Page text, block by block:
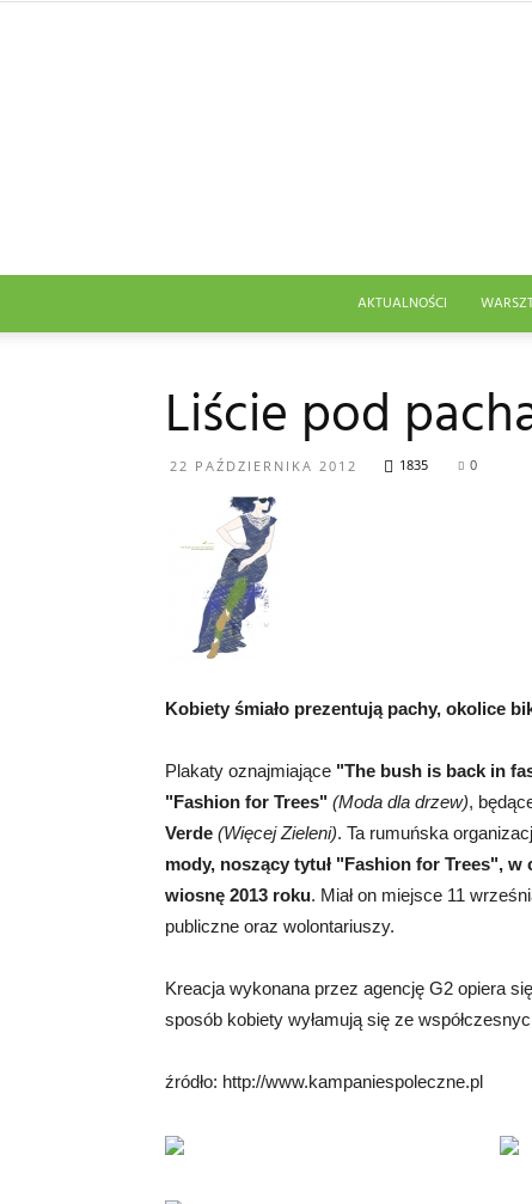
AKTUALNOŚCI
Liście pod
22 PAŹDZIERNIKA 2012 1835 0
Kobiety śmiało prezentują pachy, okolice
Plakaty oznajmiające "The bush is back in
"Fashion for Trees" (Moda dla drzew),
Verde (Więcej Zieleni). Ta rumuńska
mody, noszący tytuł "Fashion for Trees",
wiosnę 2013 roku. Miał on miejsce 11
publiczne oraz wolontariuszy.
Kreacja wykonana przez agencję G2 opiera
sposób kobiety wyłamują się ze
źródło: http://www.kampaniespoleczne.pl